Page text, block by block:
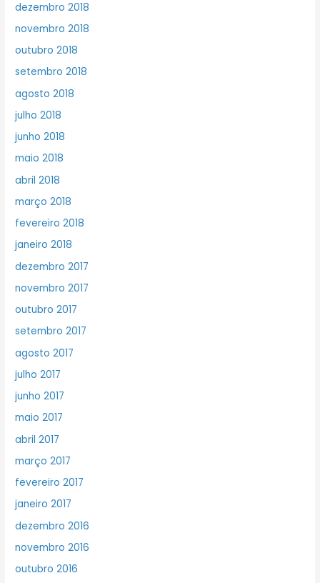
dezembro 2018
novembro 2018
outubro 2018
setembro 2018
agosto 2018
julho 2018
junho 2018
maio 2018
abril 2018
março 2018
fevereiro 2018
janeiro 2018
dezembro 2017
novembro 2017
outubro 2017
setembro 2017
agosto 2017
julho 2017
junho 2017
maio 2017
abril 2017
março 2017
fevereiro 2017
janeiro 2017
dezembro 2016
novembro 2016
outubro 2016